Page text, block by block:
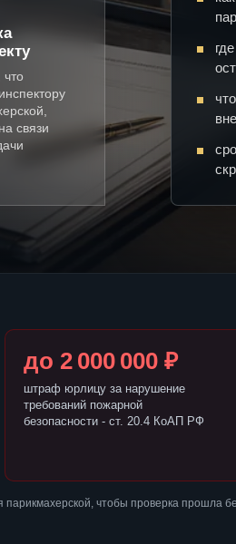
связи
до 2 000 000 ₽
штраф юрлицу за нарушение
требований пожарной
безопасности - ст. 20.4 КоАП РФ
чтобы проверка прошла